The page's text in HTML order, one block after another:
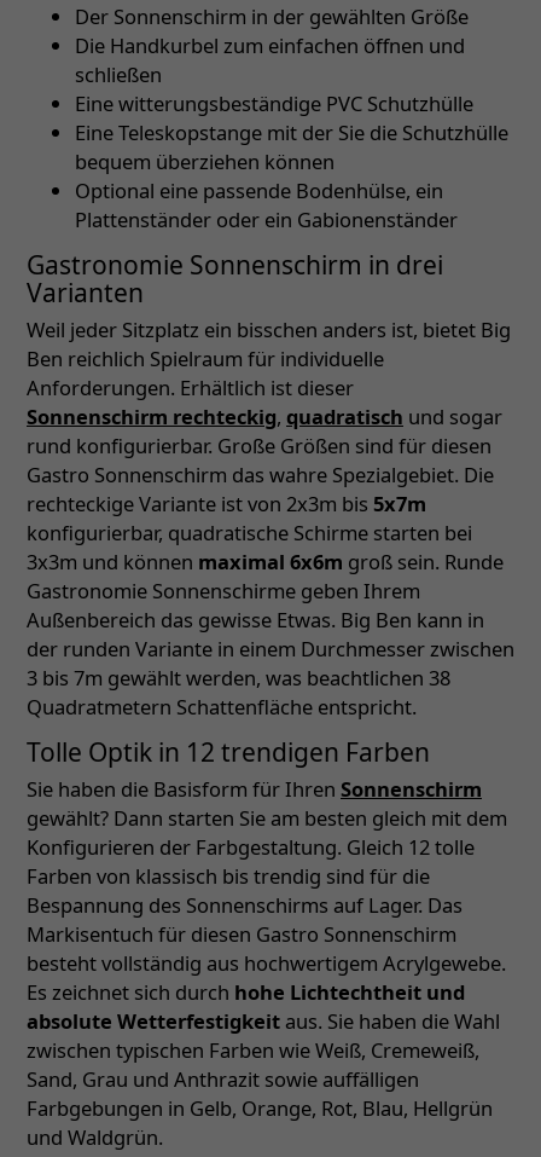
Der Sonnenschirm in der gewählten Größe
Die Handkurbel zum einfachen öffnen und
schließen
Eine witterungsbeständige PVC Schutzhülle
Eine Teleskopstange mit der Sie die Schutzhülle
bequem überziehen können
Optional eine passende Bodenhülse, ein
Plattenständer oder ein Gabionenständer
Gastronomie Sonnenschirm in drei
Varianten
Weil jeder Sitzplatz ein bisschen anders ist, bietet Big
Ben reichlich Spielraum für individuelle
Anforderungen. Erhältlich ist dieser
Sonnenschirm rechteckig, quadratisch und sogar
rund konfigurierbar. Große Größen sind für diesen
Gastro Sonnenschirm das wahre Spezialgebiet. Die
rechteckige Variante ist von 2x3m bis 5x7m
konfigurierbar, quadratische Schirme starten bei
3x3m und können maximal 6x6m groß sein. Runde
Gastronomie Sonnenschirme geben Ihrem
Außenbereich das gewisse Etwas. Big Ben kann in
der runden Variante in einem Durchmesser zwischen
3 bis 7m gewählt werden, was beachtlichen 38
Quadratmetern Schattenfläche entspricht.
Tolle Optik in 12 trendigen Farben
Sie haben die Basisform für Ihren Sonnenschirm
gewählt? Dann starten Sie am besten gleich mit dem
Konfigurieren der Farbgestaltung. Gleich 12 tolle
Farben von klassisch bis trendig sind für die
Bespannung des Sonnenschirms auf Lager. Das
Markisentuch für diesen Gastro Sonnenschirm
besteht vollständig aus hochwertigem Acrylgewebe.
Es zeichnet sich durch hohe Lichtechtheit und
absolute Wetterfestigkeit aus. Sie haben die Wahl
zwischen typischen Farben wie Weiß, Cremeweiß,
Sand, Grau und Anthrazit sowie auffälligen
Farbgebungen in Gelb, Orange, Rot, Blau, Hellgrün
und Waldgrün.